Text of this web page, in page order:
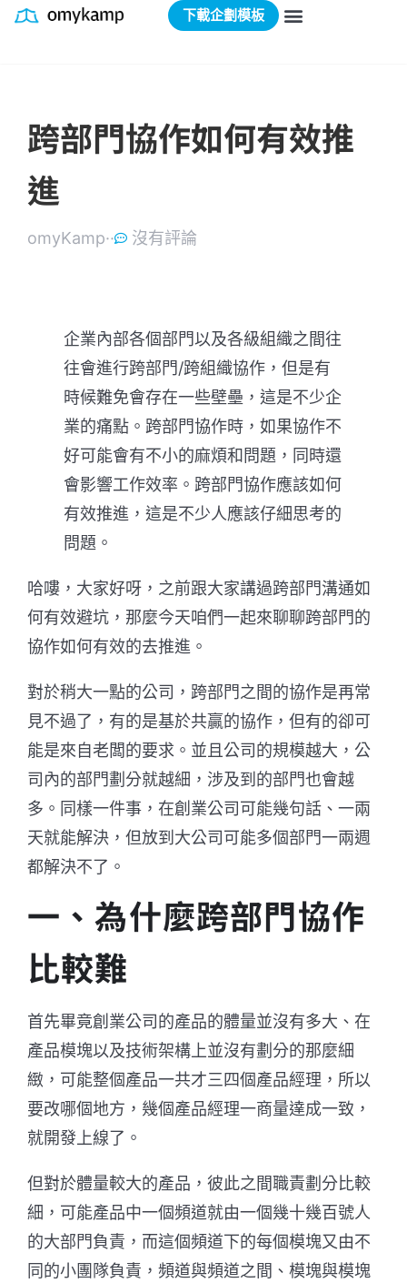
下載企劃模板
跨部門協作如何有效推
進
omyKamp·· 沒有評論
企業內部各個部門以及各級組織之間往
往會進行跨部門/跨組織協作，但是有
時候難免會存在一些壁壘，這是不少企
業的痛點。 跨部門協作時，如果協作不
好可能會有不小的麻煩和問題，同時還
會影響工作效率。 跨部門協作應該如何
有效推進，這是不少人應該仔細思考的
問題。
哈嘍，大家好呀，之前跟大家講過跨部門溝通如
何有效避坑，那麼今天咱們一起來聊聊跨部門的
協作如何有效的去推進。
對於稍大一點的公司，跨部門之間的協作是再常
見不過了，有的是基於共贏的協作，但有的卻可
能是來自老闆的要求。並且公司的規模越大，公
司內的部門劃分就越細，涉及到的部門也會越
多。同樣一件事，在創業公司可能幾句話、一兩
天就能解決，但放到大公司可能多個部門一兩週
都解決不了。
一、為什麼跨部門協作
比較難
首先畢竟創業公司的產品的體量並沒有多大、在
產品模塊以及技術架構上並沒有劃分的那麼細
緻，可能整個產品一共才三四個產品經理，所以
要改哪個地方，幾個產品經理一商量達成一致，
就開發上線了。
但對於體量較大的產品，彼此之間職責劃分比較
細，可能產品中一個頻道就由一個幾十幾百號人
的大部門負責，而這個頻道下的每個模塊又由不
同的小團隊負責，頻道與頻道之間、模塊與模塊